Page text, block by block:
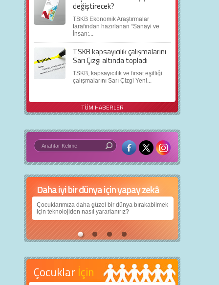
değiştirecek?
TSKB Ekonomik Araştırmalar
tarafından hazırlanan “Sanayi ve
İnsan:...
TSKB kapsayıcılık çalışmalarını
Sarı Çizgi altında topladı
TSKB, kapsayıcılık ve fırsat eşitliği
çalışmalarını Sarı Çizgi Yeni...
TÜM HABERLER
Daha iyi bir dünya için yapay zekâ
Çocuklarımıza daha güzel bir dünya bırakabilmek
için teknolojiden nasıl yararlanırız?
Çocuklar İçin